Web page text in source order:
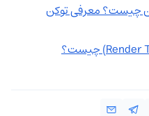
چیست؟ معرفی توکن
ارز دیجیتال رندر توکن (Render Token) چیست؟